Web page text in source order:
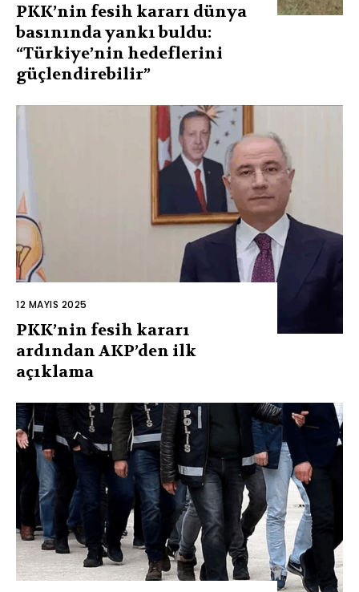
PKK’nin fesih kararı dünya
basınında yankı buldu:
“Türkiye’nin hedeflerini
güçlendirebilir”
12 MAYIS 2025
PKK’nin fesih kararı
ardından AKP’den ilk
açıklama